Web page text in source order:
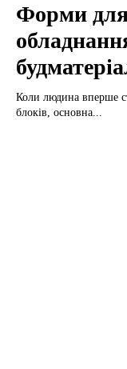
Форми для
Коли людина вперше
блоків, основна...